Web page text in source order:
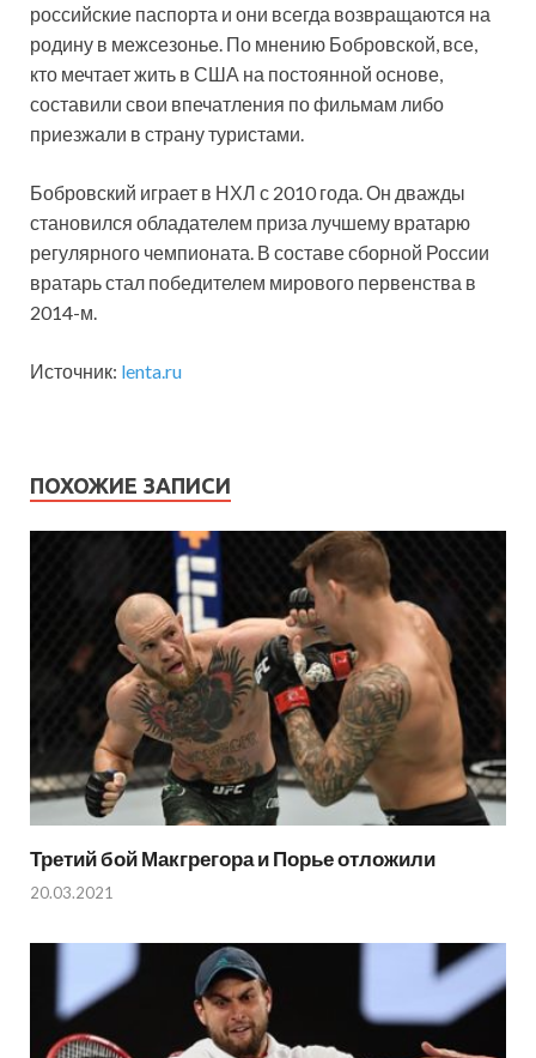
российские паспорта и они всегда возвращаются на
родину в межсезонье. По мнению Бобровской, все,
кто мечтает жить в США на постоянной основе,
составили свои впечатления по фильмам либо
приезжали в страну туристами.
Бобровский играет в НХЛ с 2010 года. Он дважды
становился обладателем приза лучшему вратарю
регулярного чемпионата. В составе сборной России
вратарь стал победителем мирового первенства в
2014-м.
Источник: lenta.ru
ПОХОЖИЕ ЗАПИСИ
Третий бой Макгрегора и Порье отложили
20.03.2021